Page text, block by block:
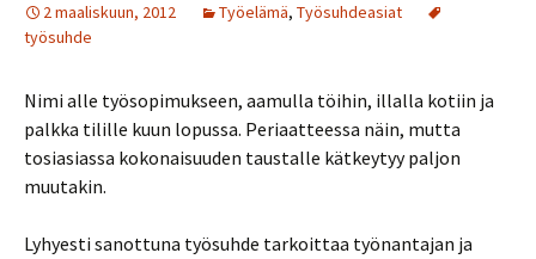
2 maaliskuun, 2012 Työelämä, Työsuhdeasiat
työsuhde
Nimi alle työsopimukseen, aamulla töihin, illalla kotiin ja
palkka tilille kuun lopussa. Periaatteessa näin, mutta
tosiasiassa kokonaisuuden taustalle kätkeytyy paljon
muutakin.
Lyhyesti sanottuna työsuhde tarkoittaa työnantajan ja